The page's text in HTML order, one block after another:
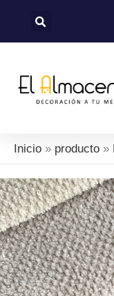
Inicio producto